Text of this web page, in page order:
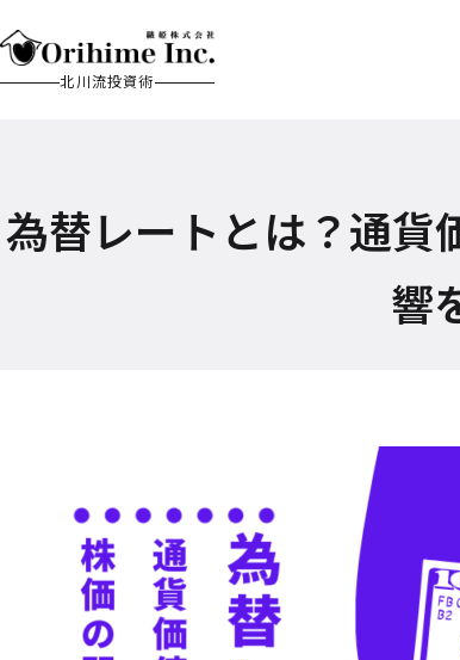
北川流投資術
為替レートとは？通貨
響